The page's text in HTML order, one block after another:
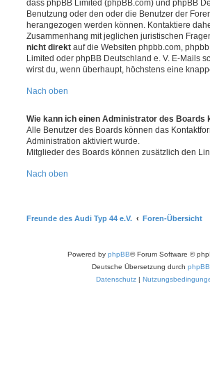
dass phpBB Limited (phpBB.com) und phpBB
Benutzung oder den oder die Benutzer der
herangezogen werden können. Kontaktiere
Zusammenhang mit jeglichen juristischen
nicht direkt auf die Websiten phpbb.com,
Limited oder phpBB Deutschland e. V. E-Mails
wirst du, wenn überhaupt, höchstens eine
Nach oben
Wie kann ich einen Administrator des Boards
Alle Benutzer des Boards können das
Administration aktiviert wurde.
Mitglieder des Boards können zusätzlich den
Nach oben
Freunde des Audi Typ 44 e.V. Foren-Übersicht
Powered by phpBB® Forum Software ©
Deutsche Übersetzung durch
Datenschutz|